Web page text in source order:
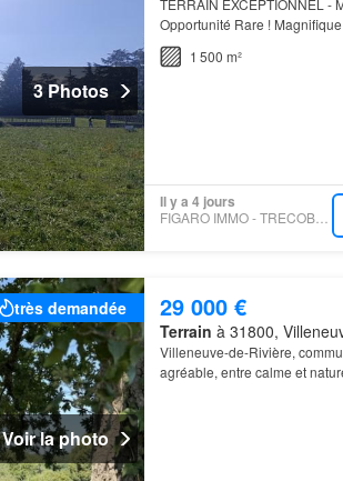
3 Photos
TERRAIN EXCEPTIONNEL -
Opportunité Rare !
imprenable sur les
1 500 m²
Il y a 4 jours
FIGARO IMMO - TRECOBAT - TOULOUSE
très demandée
Voir la photo
29 000 €
Terrain à 31800,
Villeneuve-de-Rivière,
agréable, entre calme et